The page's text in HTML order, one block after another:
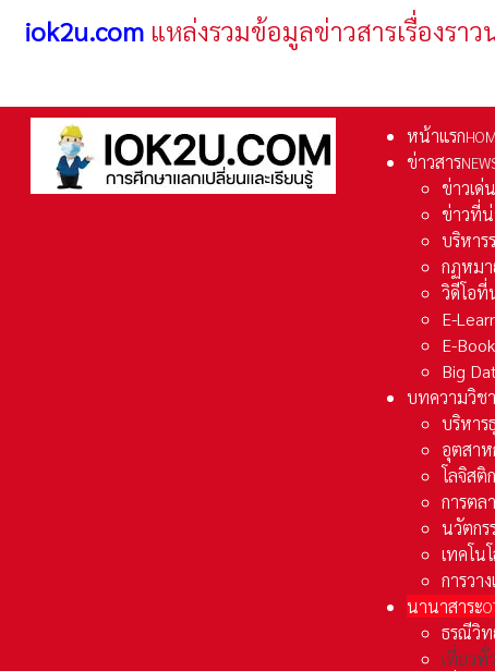
iok2u.com แหล่งรวมข้อมูลข่าวสารเรื่องรา
หน้าแรก
ข่าวสาร
ข่าวเด่น
ข่าวที่น่
บริหาร
กฏหมา
วิดีโอที่
E-
E-Book
Big
บทความวิช
บริหาร
อุตสาห
โลจิส
การตล
นวัตกร
เทคโน
การวา
นานาสาระ
ธรณีวิท
เที่ยวทั่